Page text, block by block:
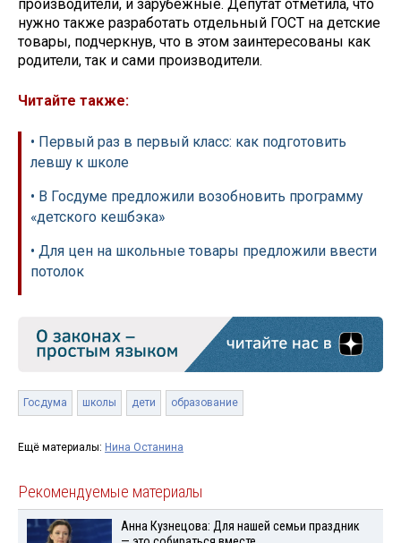
производители, и зарубежные. Депутат отметила, что
нужно также разработать отдельный ГОСТ на детские
товары, подчеркнув, что в этом заинтересованы как
родители, так и сами производители.
Читайте также:
• Первый раз в первый класс: как подготовить
левшу к школе
• В Госдуме предложили возобновить программу
«детского кешбэка»
• Для цен на школьные товары предложили ввести
потолок
Госдума школы дети образование
Ещё материалы: Нина Останина
Рекомендуемые материалы
Анна Кузнецова: Для нашей семьи праздник